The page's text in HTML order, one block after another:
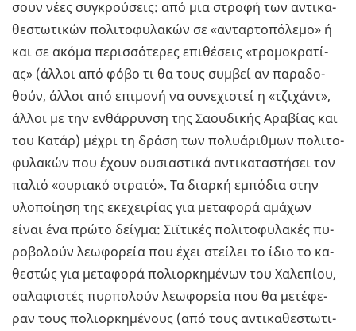
σουν νέες συ­γκρού­σεις: από μια στρο­φή των αντι­κα­
θε­στω­τι­κών πο­λι­το­φυ­λα­κών σε «ανταρ­το­πό­λε­μο» ή
και σε ακόμα πε­ρισ­σό­τε­ρες επι­θέ­σεις «τρο­μο­κρα­τί­
ας» (άλλοι από φόβο τι θα τους συμ­βεί αν πα­ρα­δο­
θούν, άλλοι από επι­μο­νή να συ­νε­χι­στεί η «τζι­χάντ»,
άλλοι με την εν­θάρ­ρυν­ση της Σα­ου­δι­κής Αρα­βί­ας και
του Κατάρ) μέχρι τη δράση των πο­λυά­ριθ­μων πο­λι­το­
φυ­λα­κών που έχουν ου­σια­στι­κά αντι­κα­τα­στή­σει τον
παλιό «συ­ρια­κό στρα­τό». Τα διαρ­κή εμπό­δια στην
υλο­ποί­η­ση της εκε­χει­ρί­ας για με­τα­φο­ρά αμά­χων
είναι ένα πρώτο δείγ­μα: Σι­ϊ­τι­κές πο­λι­το­φυ­λα­κές πυ­
ρο­βο­λούν λε­ω­φο­ρεία που έχει στεί­λει το ίδιο το κα­
θε­στώς για με­τα­φο­ρά πο­λιορ­κη­μέ­νων του Χα­λε­πί­ου,
σα­λα­φι­στές πυρ­πο­λούν λε­ω­φο­ρεία που θα με­τέ­φε­
ραν τους πο­λιορ­κη­μέ­νους (από τους αντι­κα­θε­στω­τι­